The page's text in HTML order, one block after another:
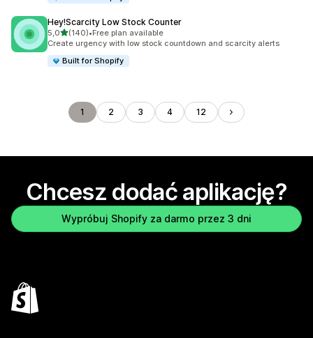
Hey!Scarcity Low Stock Counter
5,0na 5 gwiazdek
(140)
Łączna liczba recenzji: 140
•Free plan available
Create urgency with low stock countdown and scarcity alerts
Built for Shopify
1 2 3 4 12
Chcesz dodać aplikację?
Wypróbuj Shopify za darmo przez 3 dni